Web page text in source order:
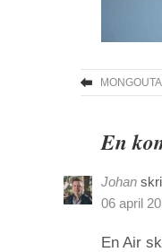
En
Johan
06 april
En Air